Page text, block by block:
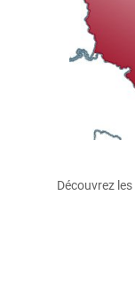
Découvrez